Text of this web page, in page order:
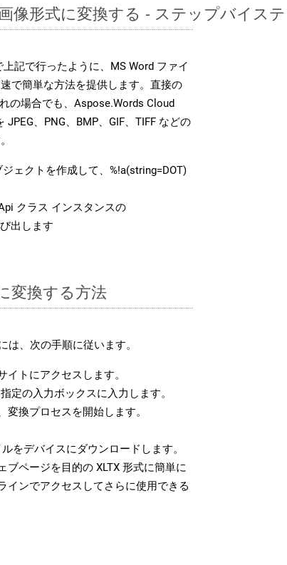
像形式に変換する - ステップバイス
記で行ったように、MS Word ファイ
で簡単な方法を提供します。直接の
の場合でも、Aspose.Words Cloud
、PNG、BMP、GIF、TIFF などの
ェクトを作成して、%!a(string=DOT)
クラス インスタンスの
出します
変換する方法
は、次の手順に従います。
イトにアクセスします。
定の入力ボックスに入力します。
変換プロセスを開始します。
をデバイスにダウンロードします。
ブページを目的の XLTX 形式に簡単に
インでアクセスしてさらに使用できる